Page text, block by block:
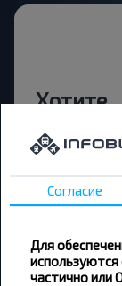
Хотите
дешевле?
Не
Подпишись
Согласие
Для
частично или